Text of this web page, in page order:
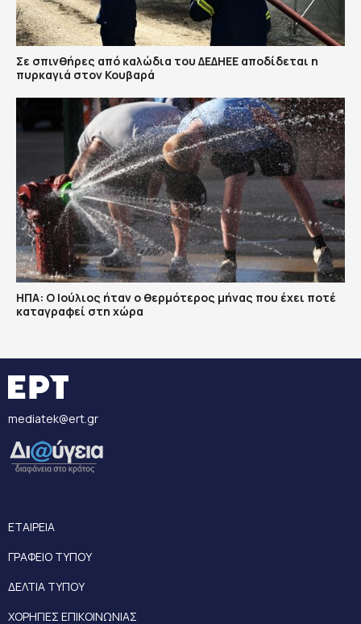
Σε σπινθήρες από καλώδια του ΔΕΔΗΕΕ αποδίδεται η
πυρκαγιά στον Κουβαρά
ΗΠΑ: Ο Ιούλιος ήταν ο θερμότερος μήνας που έχει ποτέ
καταγραφεί στη χώρα
mediatek@ert.gr
ΕΤΑΙΡΕΙΑ
ΓΡΑΦΕΙΟ ΤΥΠΟΥ
ΔΕΛΤΙΑ ΤΥΠΟΥ
ΧΟΡΗΓΙΕΣ ΕΠΙΚΟΙΝΩΝΙΑΣ